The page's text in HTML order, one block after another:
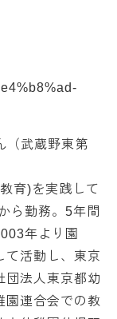
武蔵野東第
育)を実践して
ら勤務。5年間
年より園
て活動し、東京
団法人東京都幼
園連合会での教